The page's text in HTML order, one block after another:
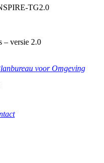
TG2.0
– versie 2.0
voor Omgeving